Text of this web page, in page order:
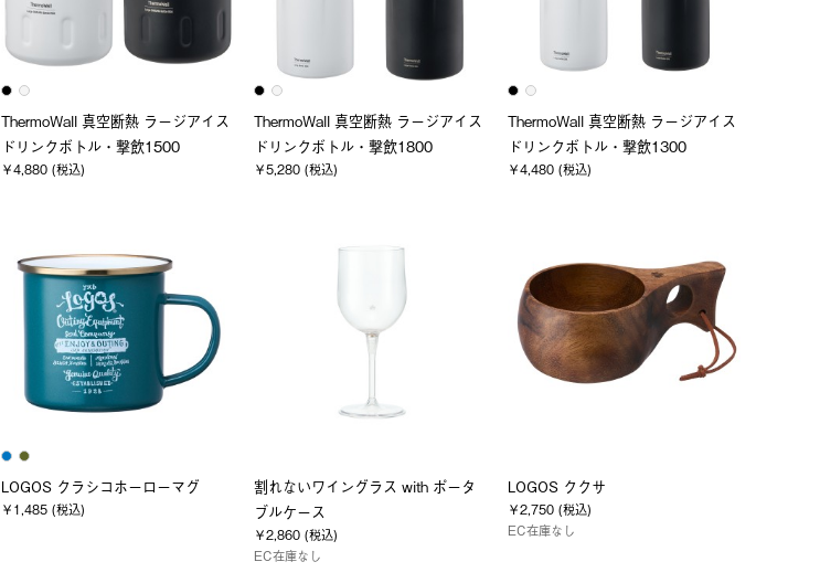
ThermoWall 真空断熱 ラージアイス
ドリンクボトル・撃飲1500
￥4,880 (税込)
ThermoWall 真空断熱 ラージアイス
ドリンクボトル・撃飲1800
￥5,280 (税込)
ThermoWall 真空断熱 ラージアイス
ドリンクボトル・撃飲1300
￥4,480 (税込)
LOGOS クラシコホーローマグ
￥1,485 (税込)
割れないワイングラス with ポータ
ブルケース
￥2,860 (税込)
EC在庫なし
LOGOS ククサ
￥2,750 (税込)
EC在庫なし